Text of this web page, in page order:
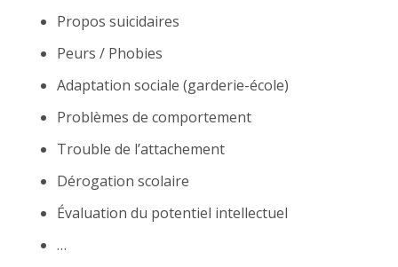
Propos suicidaires
Peurs / Phobies
Adaptation sociale (garderie-école)
Problèmes de comportement
Trouble de l’attachement
Dérogation scolaire
Évaluation du potentiel intellectuel
…